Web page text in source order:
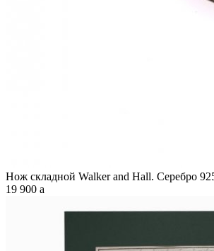
Нож складной Walker and Hall. Серебро
19 900 a